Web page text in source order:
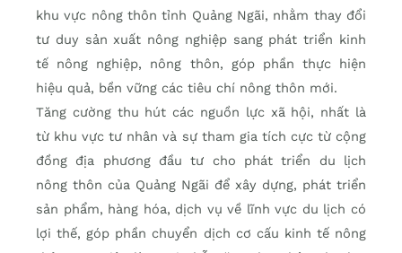
khu vực nông thôn tỉnh Quảng Ngãi, nhằm thay đổi
tư duy sản xuất nông nghiệp sang phát triển kinh
tế nông nghiệp, nông thôn, góp phần thực hiện
hiệu quả, bền vững các tiêu chí nông thôn mới.
Tăng cường thu hút các nguồn lực xã hội, nhất là
từ khu vực tư nhân và sự tham gia tích cực từ cộng
đồng địa phương đầu tư cho phát triển du lịch
nông thôn của Quảng Ngãi để xây dựng, phát triển
sản phẩm, hàng hóa, dịch vụ về lĩnh vực du lịch có
lợi thế, góp phần chuyển dịch cơ cấu kinh tế nông